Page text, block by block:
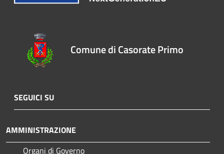
Comune di Casorate Primo
SEGUICI SU
AMMINISTRAZIONE
Organi di Governo